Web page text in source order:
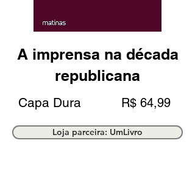
A imprensa na década
republicana
Capa Dura R$ 64,99
Loja parceira: UmLivro